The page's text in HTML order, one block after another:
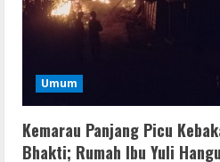
Umum
Kemarau Panjang Picu
Bhakti; Rumah Ibu Yuli